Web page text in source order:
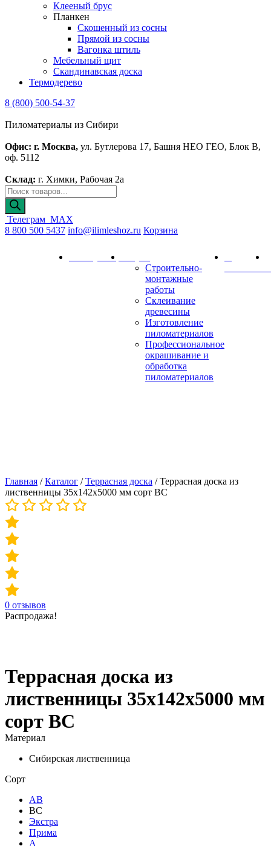
Клееный брус
Планкен
Скошенный из сосны
Прямой из сосны
Вагонка штиль
Мебельный щит
Скандинавская доска
Термодерево
8 (800) 500-54-37
Пиломатериалы из Сибири
Офис: г. Москва, ул. Бутлерова 17, Башня НЕО ГЕО, Блок В,
оф. 5112
Склад: г. Химки, Рабочая 2а
Поиск
товаров
Телеграм MAX
8 800 500 5437 info@ilimleshoz.ru Корзина
Калькулятор
Строительно-
монтажные
работы
Склеивание
древесины
Изготовление
пиломатериалов
Профессиональное
окрашивание и
обработка
пиломатериалов
Главная /Каталог /Террасная доска /Террасная доска из
лиственницы 35х142х5000 мм сорт ВС
0 отзывов
Распродажа!
Террасная доска из
лиственницы 35х142х5000 мм
сорт ВС
Материал
Сибирская лиственница
Сорт
АВ
ВС
Экстра
Прима
А